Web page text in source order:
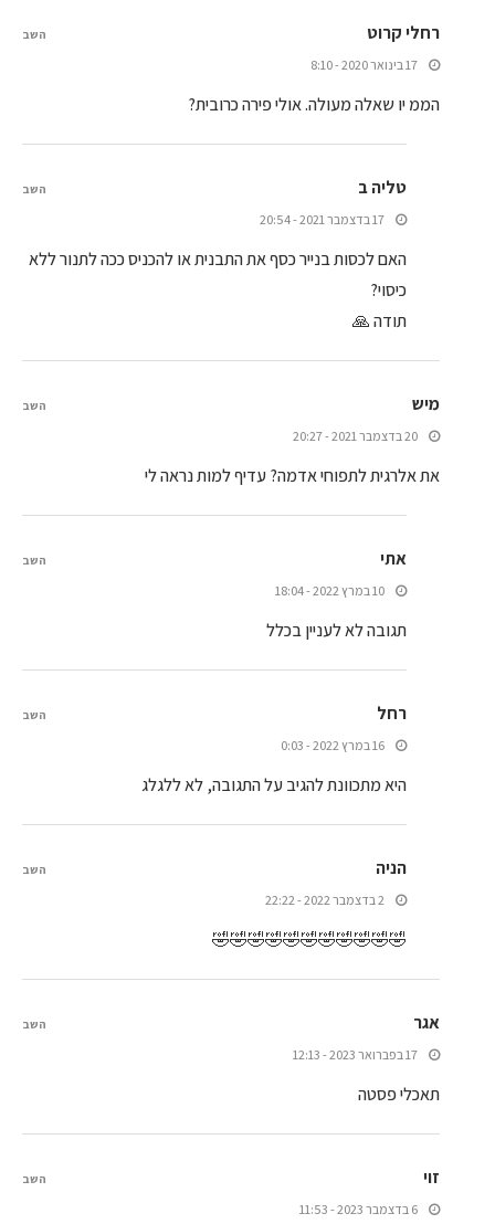
רחלי קרוט
17 בינואר 2020 - 8:10
הממ יו שאלה מעולה. אולי פירה כרובית?
השב
טליה ב
17 בדצמבר 2021 - 20:54
האם לכסות בנייר כסף את התבנית או להכניס ככה לתנור ללא
כיסוי?
תודה 🙏
השב
מיש
20 בדצמבר 2021 - 20:27
את אלרגית לתפוחי אדמה? עדיף למות נראה לי
השב
אתי
10 במרץ 2022 - 18:04
תגובה לא לעניין בכלל
השב
רחל
16 במרץ 2022 - 0:03
היא מתכוונת להגיב על התגובה, לא ללגלג
השב
הניה
2 בדצמבר 2022 - 22:22
🤣🤣🤣🤣🤣🤣🤣🤣🤣🤣🤣
השב
אגר
17 בפברואר 2023 - 12:13
תאכלי פסטה
השב
זוי
6 בדצמבר 2023 - 11:53
השב